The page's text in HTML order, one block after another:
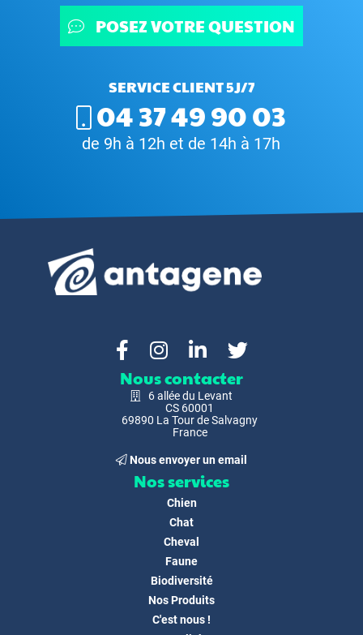
POSEZ VOTRE QUESTION
SERVICE CLIENT 5J/7
04 37 49 90 03
de 9h à 12h et de 14h à 17h
Nous contacter
6 allée du Levant
CS 60001
69890 La Tour de Salvagny
France
Nous envoyer un email
Nos services
Chien
Chat
Cheval
Faune
Biodiversité
Nos Produits
C'est nous !